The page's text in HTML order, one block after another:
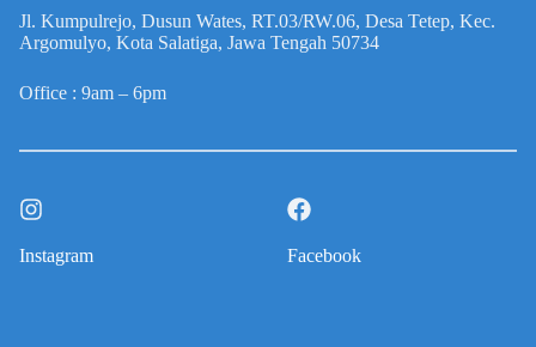
Jl. Kumpulrejo, Dusun Wates, RT.03/RW.06, Desa Tetep, Kec.
Argomulyo, Kota Salatiga, Jawa Tengah 50734
Office : 9am – 6pm
Instagram Facebook